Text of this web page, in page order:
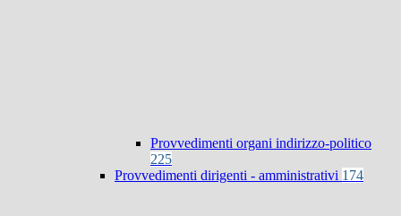
Provvedimenti organi indirizzo-politico
225
Provvedimenti dirigenti - amministrativi 174